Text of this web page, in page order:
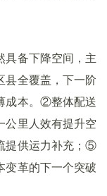
具备下降空间，主
全覆盖，下一阶
成本。②整体配送
公里人效有提升空
提供运力补充；⑤
变革的下一个突破